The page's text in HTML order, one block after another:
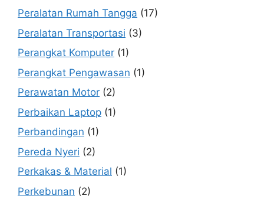
Peralatan Rumah Tangga (17)
Peralatan Transportasi (3)
Perangkat Komputer (1)
Perangkat Pengawasan (1)
Perawatan Motor (2)
Perbaikan Laptop (1)
Perbandingan (1)
Pereda Nyeri (2)
Perkakas & Material (1)
Perkebunan (2)